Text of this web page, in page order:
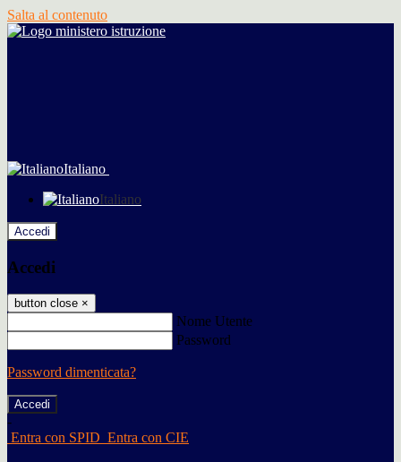
Salta al contenuto
Italiano
Italiano
Accedi
Accedi
button close ×
Nome Utente
Password
Password dimenticata?
-
Entra con SPID Entra con CIE